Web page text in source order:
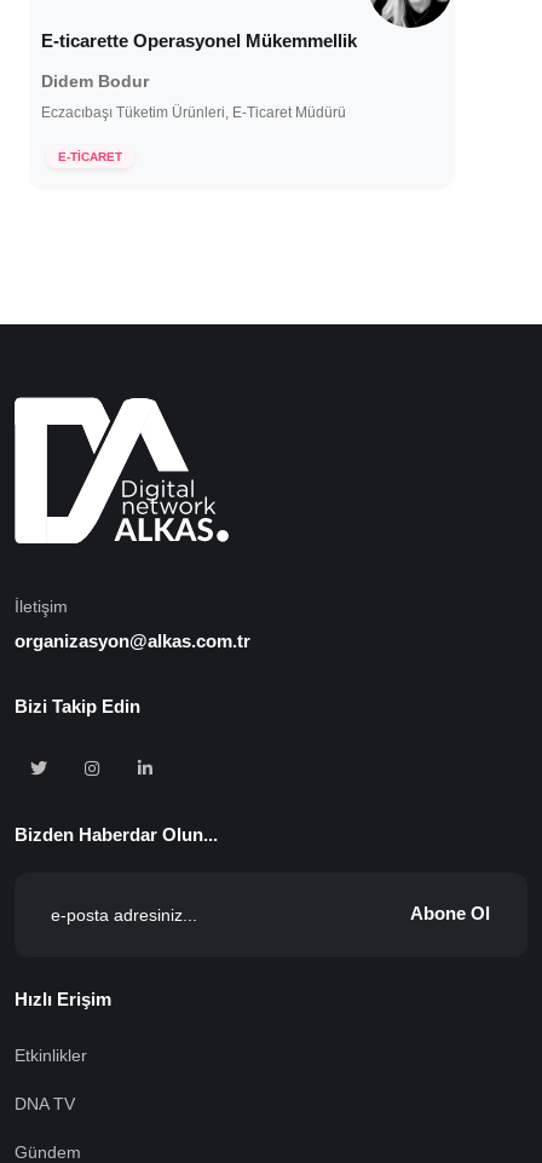
E-ticarette Operasyonel Mükemmellik
Didem Bodur
Eczacıbaşı Tüketim Ürünleri, E-Ticaret Müdürü
E-TİCARET
İletişim
organizasyon@alkas.com.tr
Bizi Takip Edin
Bizden Haberdar Olun...
Abone Ol
Hızlı Erişim
Etkinlikler
DNA TV
Gündem